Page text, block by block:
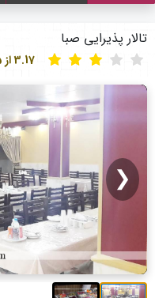
تالار پذیرایی صبا
❮